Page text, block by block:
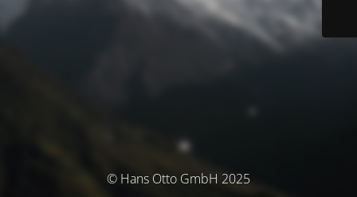
© Hans Otto GmbH 2025